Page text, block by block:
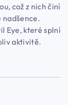
což z nich činí
nadšence.
Eye, které splní
aktivitě.